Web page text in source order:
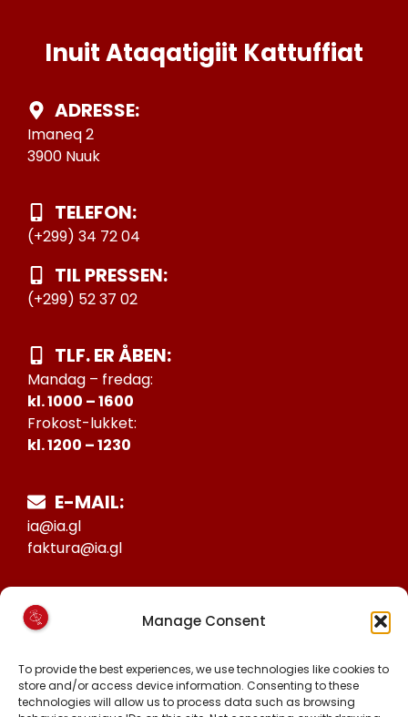
Manage Consent
To provide the best experiences, we use technologies like cookies to
store and/or access device information. Consenting to these
technologies will allow us to process data such as browsing
Inuit Ataqatigiit Kattuffiat
ADRESSE:
Imaneq 2
3900 Nuuk
TELEFON:
(+299) 34 72 04
TIL PRESSEN:
(+299) 52 37 02
TLF. ER ÅBEN:
Mandag – fredag:
kl. 1000 – 1600
Frokost-lukket:
kl. 1200 – 1230
E-MAIL:
ia@ia.gl
faktura@ia.gl
25027388
KONTO NR:
6471-1511626